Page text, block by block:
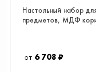
Настольный набор
предметов, МДФ
6 708 ₽